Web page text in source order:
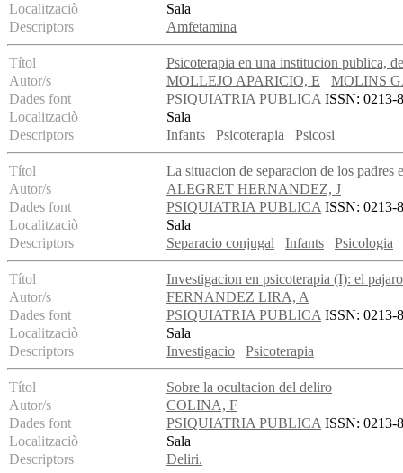
Localitzaciò
Sala
Descriptors
Amfetamina
Títol
Psicoterapia en una institucion publica,
Autor/s
MOLLEJO APARICIO, E
MOLINS
Dades font
PSIQUIATRIA PUBLICAISSN: 0213-
Localitzaciò
Sala
Descriptors
Infants Psicoterapia Psicosi
Títol
La situacion de separacion de los
Autor/s
ALEGRET HERNANDEZ, J
Dades font
PSIQUIATRIA PUBLICAISSN: 0213-
Localitzaciò
Sala
Descriptors
Separacio conjugal Infants Psicologia
Títol
Investigacion en psicoterapia (I): el
Autor/s
FERNANDEZ LIRA, A
Dades font
PSIQUIATRIA PUBLICAISSN: 0213-
Localitzaciò
Sala
Descriptors
Investigacio Psicoterapia
Títol
Sobre la ocultacion del deliro
Autor/s
COLINA, F
Dades font
PSIQUIATRIA PUBLICAISSN: 0213-
Localitzaciò
Sala
Descriptors
Deliri.